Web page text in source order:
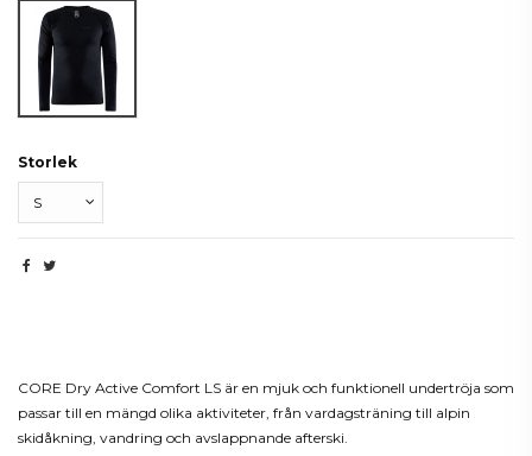
Black
Storlek
CORE Dry Active Comfort LS är en mjuk och funktionell undertröja som
passar till en mängd olika aktiviteter, från vardagsträning till alpin
skidåkning, vandring och avslappnande afterski.